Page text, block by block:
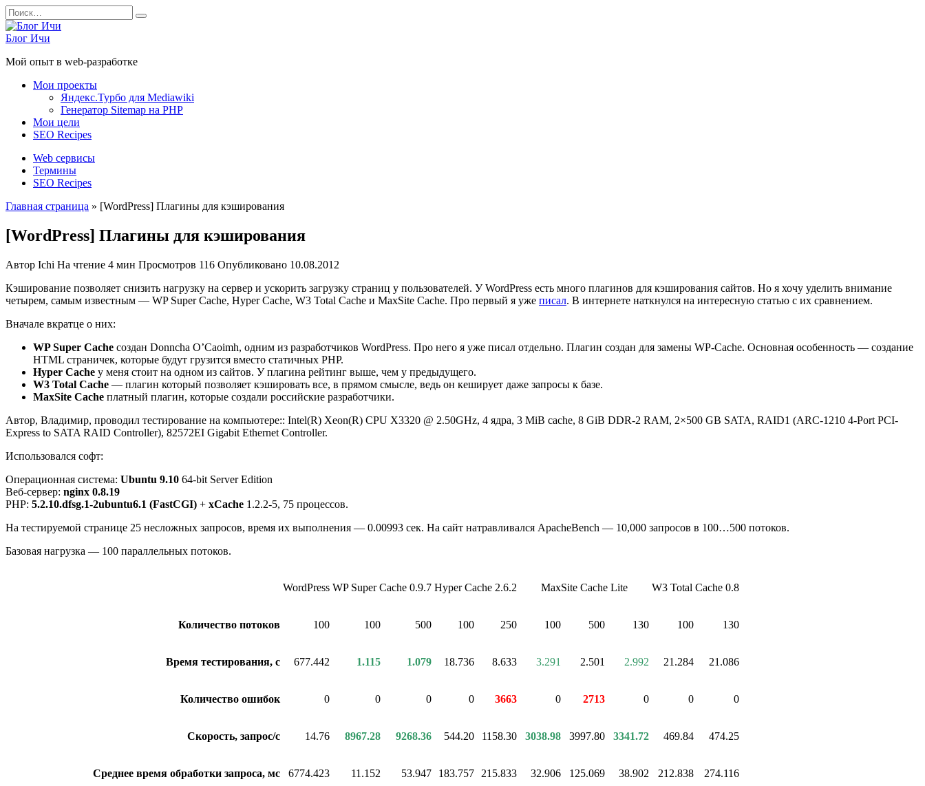
Перейти
к
содержанию
Search
for:
Блог Ичи
Мой опыт в web-разработке
Мои проекты
Яндекс.Турбо для Mediawiki
Генератор Sitemap на PHP
Мои цели
SEO Recipes
Web сервисы
Термины
SEO Recipes
Главная страница » [WordPress] Плагины для кэширования
[WordPress] Плагины для кэширования
Автор Ichi На чтение 4 мин Просмотров 116 Опубликовано 10.08.2012
Кэширование позволяет снизить нагрузку на сервер и ускорить загрузку страниц у пользователей. У WordPress есть много плагинов для кэширования сайтов. Но я хочу уделить внимание
четырем, самым известным — WP Super Cache, Hyper Cache, W3 Total Cache и MaxSite Cache. Про первый я уже писал. В интернете наткнулся на интересную статью с их сравнением.
Вначале вкратце о них:
WP Super Cache создан Donncha O’Caoimh, одним из разработчиков WordPress. Про него я уже писал отдельно. Плагин создан для замены WP-Cache. Основная особенность — создание
HTML страничек, которые будут грузится вместо статичных PHP.
Hyper Cache у меня стоит на одном из сайтов. У плагина рейтинг выше, чем у предыдущего.
W3 Total Cache — плагин который позволяет кэшировать все, в прямом смысле, ведь он кеширует даже запросы к базе.
MaxSite Cache платный плагин, которые создали российские разработчики.
Автор, Владимир, проводил тестирование на компьютере:: Intel(R) Xeon(R) CPU X3320 @ 2.50GHz, 4 ядра, 3 MiB cache, 8 GiB DDR-2 RAM, 2×500 GB SATA, RAID1 (ARC-1210 4-Port PCI-
Express to SATA RAID Controller), 82572EI Gigabit Ethernet Controller.
Использовался софт:
Операционная система: Ubuntu 9.10 64-bit Server Edition
Веб-сервер: nginx 0.8.19
PHP: 5.2.10.dfsg.1-2ubuntu6.1 (FastCGI) + xCache 1.2.2-5, 75 процессов.
На тестируемой странице 25 несложных запросов, время их выполнения — 0.00993 сек. На сайт натравливался ApacheBench — 10,000 запросов в 100…500 потоков.
Базовая нагрузка — 100 параллельных потоков.
WordPress WP Super Cache 0.9.7 Hyper Cache 2.6.2 MaxSite Cache Lite W3 Total Cache 0.8
Количество потоков 100 100 500 100 250 100 500 130 100 130
Время тестирования, с 677.442 1.115 1.079 18.736 8.633 3.291 2.501 2.992 21.284 21.086
Количество ошибок 0 0 0 0 3663 0 2713 0 0 0
Скорость, запрос/с 14.76 8967.28 9268.36 544.20 1158.30 3038.98 3997.80 3341.72 469.84 474.25
Среднее время обработки запроса, мс 6774.423 11.152 53.947 183.757 215.833 32.906 125.069 38.902 212.838 274.116